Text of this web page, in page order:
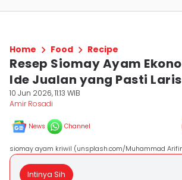
Home Food Recipe
Resep Siomay Ayam
Ide Jualan yang Pasti Laris
10 Jun 2026, 11:13 WIB
Amir Rosadi
News Channel
siomay ayam kriwil (unsplash.com/Muhammad
Intinya Sih